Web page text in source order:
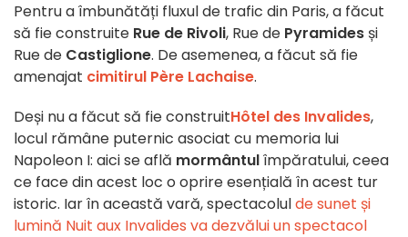
Pentru a îmbunătăți fluxul de trafic din Paris, a făcut
să fie construite Rue de Rivoli, Rue de Pyramides și
Rue de Castiglione. De asemenea, a făcut să fie
amenajat cimitirul Père Lachaise.
Deși nu a făcut să fie construitHôtel des Invalides,
locul rămâne puternic asociat cu memoria lui
Napoleon I: aici se află mormântulîmpăratului, ceea
ce face din acest loc o oprire esențială în acest tur
istoric. Iar în această vară, spectacolulde sunet și
lumină Nuit aux Invalides va dezvălui un spectacol